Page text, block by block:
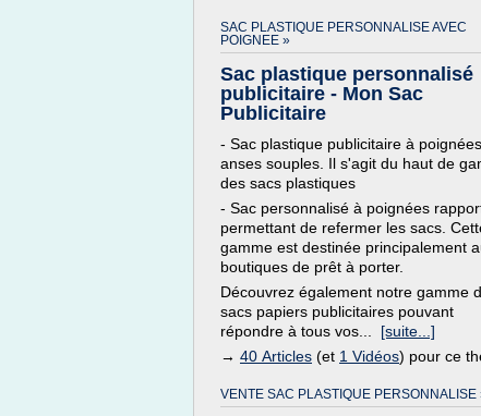
SAC PLASTIQUE PERSONNALISE AVEC
POIGNEE »
Sac plastique personnalisé
publicitaire - Mon Sac
Publicitaire
- Sac plastique publicitaire à poignées
anses souples. Il s'agit du haut de
des sacs plastiques
- Sac personnalisé à poignées
permettant de refermer les sacs.
gamme est destinée principalement
boutiques de prêt à porter.
Découvrez également notre gamme
sacs papiers publicitaires pouvant
répondre à tous vos... [suite...]
→ 40 Articles (et 1 Vidéos) pour ce
VENTE SAC PLASTIQUE PERSONNALISE